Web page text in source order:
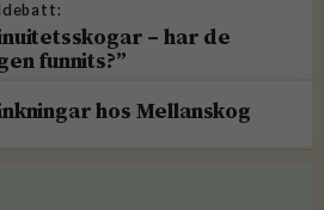
– har de
funnits?”
hos Mellanskog